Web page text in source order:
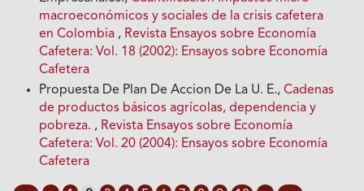
macroeconómicos y sociales de la crisis cafetera
en Colombia , Revista Ensayos sobre Economía
Cafetera: Vol. 18 (2002): Ensayos sobre Economía
Cafetera
Propuesta De Plan De Accion De La U. E.,Cadenas
de productos básicos agrícolas, dependencia y
pobreza. , Revista Ensayos sobre Economía
Cafetera: Vol. 20 (2004): Ensayos sobre Economía
Cafetera